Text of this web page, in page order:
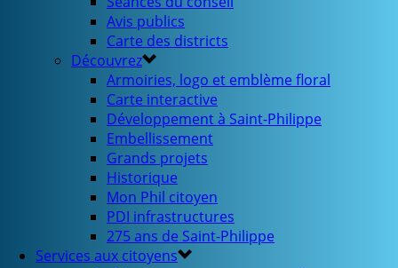
Avis publics
Carte des districts
Découvrez
Armoiries, logo et emblème floral
Carte interactive
Développement à Saint-Philippe
Embellissement
Grands projets
Historique
Mon Phil citoyen
PDI infrastructures
275 ans de Saint-Philippe
Services aux citoyens